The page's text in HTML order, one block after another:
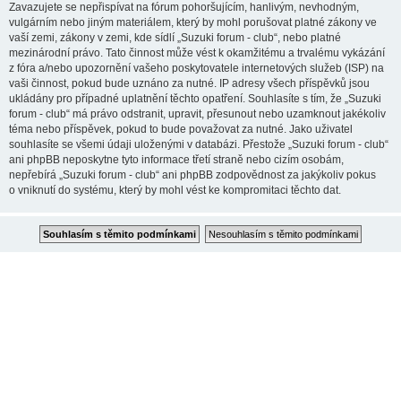
Zavazujete se nepřispívat na fórum pohoršujícím, hanlivým, nevhodným,
vulgárním nebo jiným materiálem, který by mohl porušovat platné zákony ve
vaší zemi, zákony v zemi, kde sídlí „Suzuki forum - club“, nebo platné
mezinárodní právo. Tato činnost může vést k okamžitému a trvalému vykázání
z fóra a/nebo upozornění vašeho poskytovatele internetových služeb (ISP) na
vaši činnost, pokud bude uznáno za nutné. IP adresy všech příspěvků jsou
ukládány pro případné uplatnění těchto opatření. Souhlasíte s tím, že „Suzuki
forum - club“ má právo odstranit, upravit, přesunout nebo uzamknout jakékoliv
téma nebo příspěvek, pokud to bude považovat za nutné. Jako uživatel
souhlasíte se všemi údaji uloženými v databázi. Přestože „Suzuki forum - club“
ani phpBB neposkytne tyto informace třetí straně nebo cizím osobám,
nepřebírá „Suzuki forum - club“ ani phpBB zodpovědnost za jakýkoliv pokus
o vniknutí do systému, který by mohl vést ke kompromitaci těchto dat.